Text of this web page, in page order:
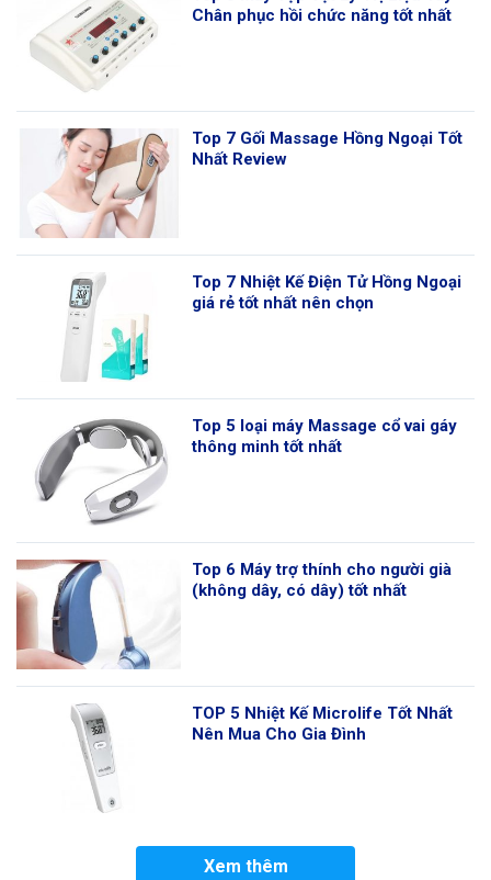
Chân phục hồi chức năng tốt nhất
Top 7 Gối Massage Hồng Ngoại Tốt
Nhất Review
Top 7 Nhiệt Kế Điện Tử Hồng Ngoại
giá rẻ tốt nhất nên chọn
Top 5 loại máy Massage cổ vai gáy
thông minh tốt nhất
Top 6 Máy trợ thính cho người già
(không dây, có dây) tốt nhất
TOP 5 Nhiệt Kế Microlife Tốt Nhất
Nên Mua Cho Gia Đình
Xem thêm